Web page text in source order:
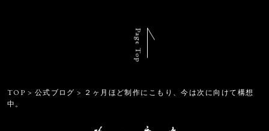
Page Top
TOP > 公式ブログ > ２ヶ月ほど制作にこもり、今は次に向けて構想
中。